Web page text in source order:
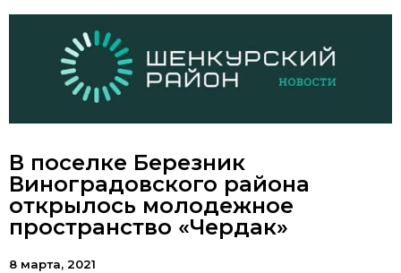
В поселке Березник
Виноградовского района
открылось молодежное
пространство «Чердак»
8 марта, 2021